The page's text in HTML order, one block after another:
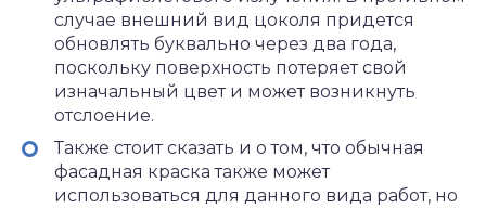
случае внешний вид цоколя придется
обновлять буквально через два года,
поскольку поверхность потеряет свой
изначальный цвет и может возникнуть
отслоение.
Также стоит сказать и о том, что обычная
фасадная краска также может
использоваться для данного вида работ, но